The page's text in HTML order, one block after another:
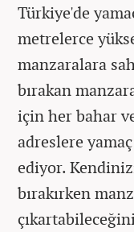
Türkiye'de
metrelerce
manzaralara
bırakan
için her bahar
adreslere
ediyor.
bırakırken